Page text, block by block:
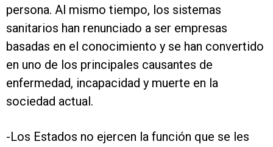
persona. Al mismo tiempo, los sistemas
sanitarios han renunciado a ser empresas
basadas en el conocimiento y se han convertido
en uno de los principales causantes de
enfermedad, incapacidad y muerte en la
sociedad actual.
-Los Estados no ejercen la función que se les